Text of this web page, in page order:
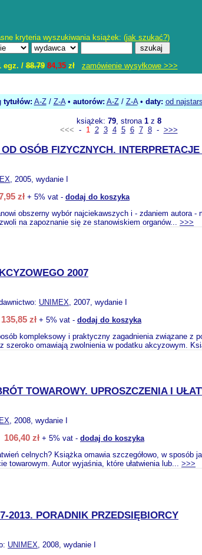
kryteria wyszukiwania książek: (jak szukać?)
egz. /88.79 84,35zł
zamówienie wysyłkowe >>>
tytułów: A-Z/ Z-A• autorów: A-Z/ Z-A• daty: od
książek: 79, strona 1z 8
<<< - 1 2 3 4 5 6 7 8- >>>
OSÓB FIZYCZNYCH.
, 2005, wydanie I
zł + 5% vat - dodaj do koszyka
obszerny wybór najciekawszych i - zdaniem autora
na zapoznanie się ze stanowiskiem organów... >>>
2007
UNIMEX, 2007, wydanie I
zł + 5% vat - dodaj do koszyka
kompleksowy i praktyczny zagadnienia związane z
szeroko omawiają zwolnienia w podatku akcyzowym.
TOWAROWY. UPROSZCZENIA I
, 2008, wydanie I
zł + 5% vat - dodaj do koszyka
celnych? Książka omawia szczegółowo, w sposób
towarowym. Autor wyjaśnia, które ułatwienia lub... >>>
2013. PORADNIK PRZEDSIĘBIORCY
UNIMEX, 2008, wydanie I